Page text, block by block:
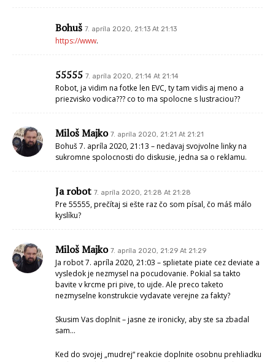
Bohuš 7. apríla 2020, 21:13 At 21:13
https://www.
55555 7. apríla 2020, 21:14 At 21:14
Robot, ja vidim na fotke len EVC, ty tam vidis aj meno a
priezvisko vodica??? co to ma spolocne s lustraciou??
Miloš Majko 7. apríla 2020, 21:21 At 21:21
Bohuš 7. apríla 2020, 21:13 – nedavaj svojvolne linky na
sukromne spolocnosti do diskusie, jedna sa o reklamu.
Ja robot 7. apríla 2020, 21:28 At 21:28
Pre 55555, prečítaj si ešte raz čo som písal, čo máš málo
kyslíku?
Miloš Majko 7. apríla 2020, 21:29 At 21:29
Ja robot 7. apríla 2020, 21:03 – splietate piate cez deviate a
vysledok je nezmysel na pocudovanie. Pokial sa takto
bavite v krcme pri pive, to ujde. Ale preco taketo
nezmyselne konstrukcie vydavate verejne za fakty?
Skusim Vas doplnit – jasne ze ironicky, aby ste sa zbadal
sam…
Ked do svojej „mudrej“ reakcie doplnite osobnu prehliadku